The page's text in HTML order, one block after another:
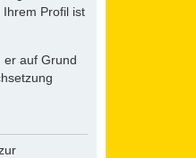
Profil ist
er auf Grund